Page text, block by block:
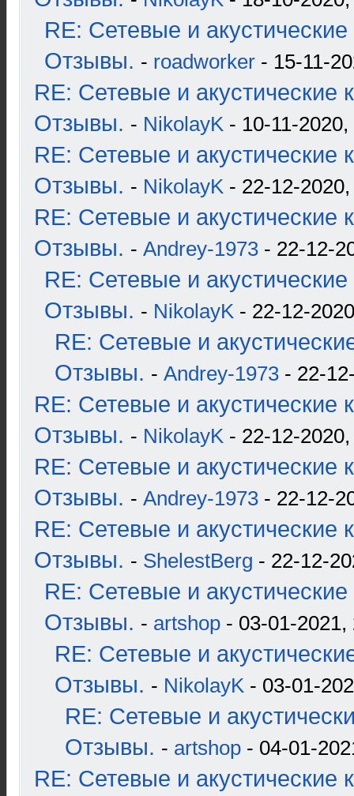
RE: Сетевые и
Отзывы. - roadworker - 15-11-
RE: Сетевые и акустические
Отзывы. - NikolayK - 10-11-
RE: Сетевые и акустические
Отзывы. - NikolayK - 22-12-
RE: Сетевые и акустические
Отзывы. - Andrey-1973 - 22-12-
RE: Сетевые и
Отзывы. - NikolayK - 22-12-
RE: Сетевые и
Отзывы. - Andrey-1973 - 22-
RE: Сетевые и акустические
Отзывы. - NikolayK - 22-12-
RE: Сетевые и акустические
Отзывы. - Andrey-1973 - 22-12-
RE: Сетевые и акустические
Отзывы. - ShelestBerg - 22-12-
RE: Сетевые и
Отзывы. - artshop - 03-01-2021,
RE: Сетевые и
Отзывы. - NikolayK - 03-01-
RE: Сетевые и
Отзывы. - artshop - 04-01-
RE: Сетевые и акустические